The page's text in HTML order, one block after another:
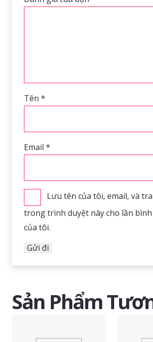
Tên *
Email *
Lưu tên của tôi, email, và
trong trình duyệt này cho lần
của tôi.
Sản Phẩm